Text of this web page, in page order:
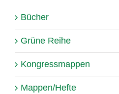
Bücher
Grüne Reihe
Kongressmappen
Mappen/Hefte